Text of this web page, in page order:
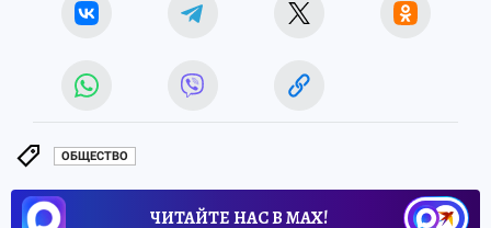
ОБЩЕСТВО
ЧИТАЙТЕ НАС В МАХ!